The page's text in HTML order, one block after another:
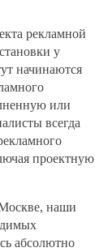
рекламной
у
начинаются
или
всегда
проектную
наши
абсолютно